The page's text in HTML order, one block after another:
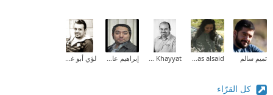
تميم سالم
كل القرّاء